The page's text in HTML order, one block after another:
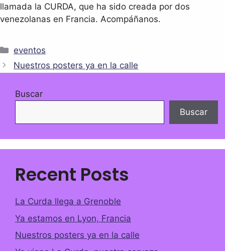
llamada la CURDA, que ha sido creada por dos
venezolanas en Francia. Acompáñanos.
eventos
Nuestros posters ya en la calle
Buscar
Buscar
Recent Posts
La Curda llega a Grenoble
Ya estamos en Lyon, Francia
Nuestros posters ya en la calle